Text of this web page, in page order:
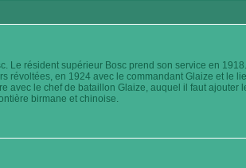
Le résident supérieur Bosc prend son service en
en 1924 avec le commandant Glaize et le
avec le chef de bataillon Glaize, auquel il faut ajouter
birmane et chinoise.